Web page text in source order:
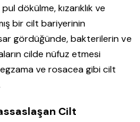
dökülme, kızarıklık ve
bir cilt bariyerinin
gördüğünde, bakterilerin ve
cilde nüfuz etmesi
ve rosacea gibi cilt
Cilt